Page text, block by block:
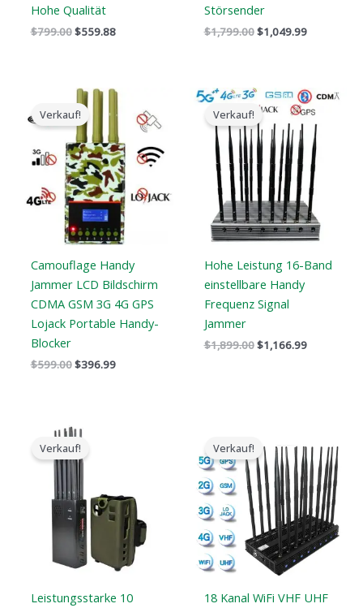
Hohe Qualität
$799.00$559.88
Störsender
$1,799.00$1,049.99
Verkauf!
Camouflage Handy
Jammer LCD Bildschirm
CDMA GSM 3G 4G GPS
Lojack Portable Handy-
Blocker
$599.00
Der
ursprüngliche
Preis
war:
$599.00.
$396.99
Der
aktuelle
Preis
ist:
$396.99.
Verkauf!
Hohe Leistung 16-Band
einstellbare Handy
Frequenz Signal
Jammer
$1,899.00
Der
ursprüngliche
Preis
war:
$1,899.00.
$1,166.99
Der
aktuelle
Preis
ist:
$1,166.99.
Verkauf!
Leistungsstarke 10
Verkauf!
18 Kanal WiFi VHF UHF
Preis
war:
$1,399.00.
Preis
ist:
$719.88.